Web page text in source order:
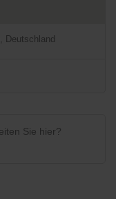
Deutschland
Sie hier?